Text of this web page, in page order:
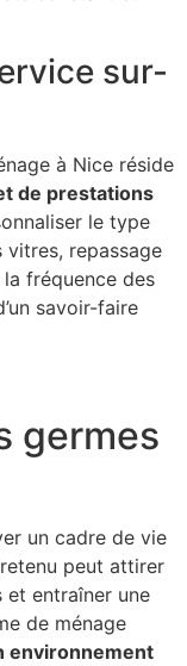
sur-
à Nice réside
de prestations
le type
repassage
fréquence des
savoir-faire
germes
un cadre de vie
peut attirer
et entraîner une
de ménage
environnement